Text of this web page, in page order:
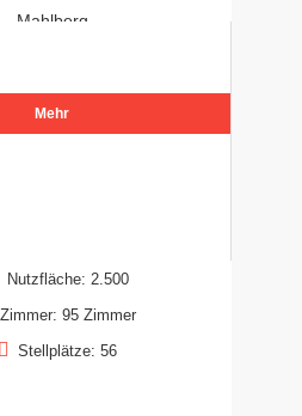
Mahlberg
Mehr
Nutzfläche: 2.500
Zimmer: 95 Zimmer
Stellplätze: 56